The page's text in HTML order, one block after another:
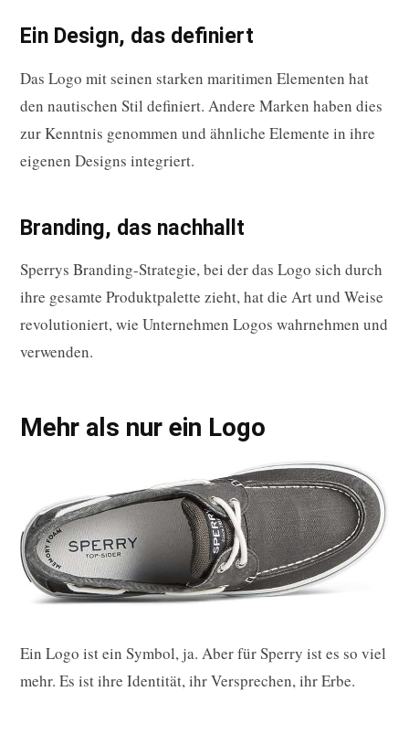
Ein Design, das definiert
Das Logo mit seinen starken maritimen Elementen hat
den nautischen Stil definiert. Andere Marken haben dies
zur Kenntnis genommen und ähnliche Elemente in ihre
eigenen Designs integriert.
Branding, das nachhallt
Sperrys Branding-Strategie, bei der das Logo sich durch
ihre gesamte Produktpalette zieht, hat die Art und Weise
revolutioniert, wie Unternehmen Logos wahrnehmen und
verwenden.
Mehr als nur ein Logo
Ein Logo ist ein Symbol, ja. Aber für Sperry ist es so viel
mehr. Es ist ihre Identität, ihr Versprechen, ihr Erbe.